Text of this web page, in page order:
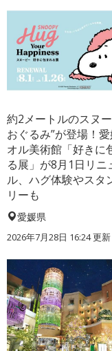
約2メートルのスヌ
おぐるみ”が登場！
オル美術館「好きに
る展」が8月1日リニ
ル、ハグ体験やスタ
リーも
愛媛県
2026年7月28日 16:24 更新